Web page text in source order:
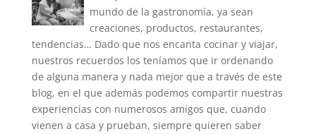
mundo de la gastronomía, ya sean
creaciones, productos, restaurantes,
tendencias… Dado que nos encanta cocinar y viajar,
nuestros recuerdos los teníamos que ir ordenando
de alguna manera y nada mejor que a través de este
blog, en el que además podemos compartir nuestras
experiencias con numerosos amigos que, cuando
vienen a casa y prueban, siempre quieren saber